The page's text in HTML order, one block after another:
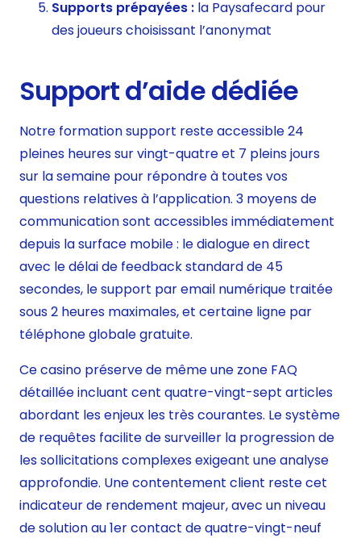
Supports prépayées : la Paysafecard pour
des joueurs choisissant l’anonymat
Support d’aide dédiée
Notre formation support reste accessible 24
pleines heures sur vingt-quatre et 7 pleins jours
sur la semaine pour répondre à toutes vos
questions relatives à l’application. 3 moyens de
communication sont accessibles immédiatement
depuis la surface mobile : le dialogue en direct
avec le délai de feedback standard de 45
secondes, le support par email numérique traitée
sous 2 heures maximales, et certaine ligne par
téléphone globale gratuite.
Ce casino préserve de même une zone FAQ
détaillée incluant cent quatre-vingt-sept articles
abordant les enjeux les très courantes. Le système
de requêtes facilite de surveiller la progression de
les sollicitations complexes exigeant une analyse
approfondie. Une contentement client reste cet
indicateur de rendement majeur, avec un niveau
de solution au 1er contact de quatre-vingt-neuf